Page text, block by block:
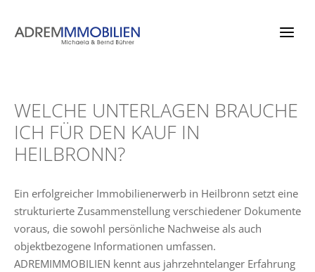
Inhalt
WELCHE UNTERLAGEN BRAUCHE
ICH FÜR DEN KAUF IN
HEILBRONN?
Ein erfolgreicher Immobilienerwerb in Heilbronn setzt eine
strukturierte Zusammenstellung verschiedener Dokumente
voraus, die sowohl persönliche Nachweise als auch
objektbezogene Informationen umfassen.
ADREMIMMOBILIEN kennt aus jahrzehntelanger Erfahrung